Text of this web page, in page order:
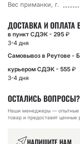
Вес приманки, г.
ДОСТАВКА И ОПЛАТА
в пункт СДЭК - 295 ₽
3-4 дня
Самовывоз в Реутове -
курьером СДЭК - 555 ₽
3-4 дня
ОСТАЛИСЬ ВОПРОСЫ?
Наши менеджеры — опытные
товар и предоставят ценные
НАПИШИТЕ НАМ